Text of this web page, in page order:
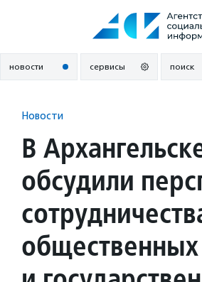
новости сервисы поиск
Новости
В
обсудили
общественных